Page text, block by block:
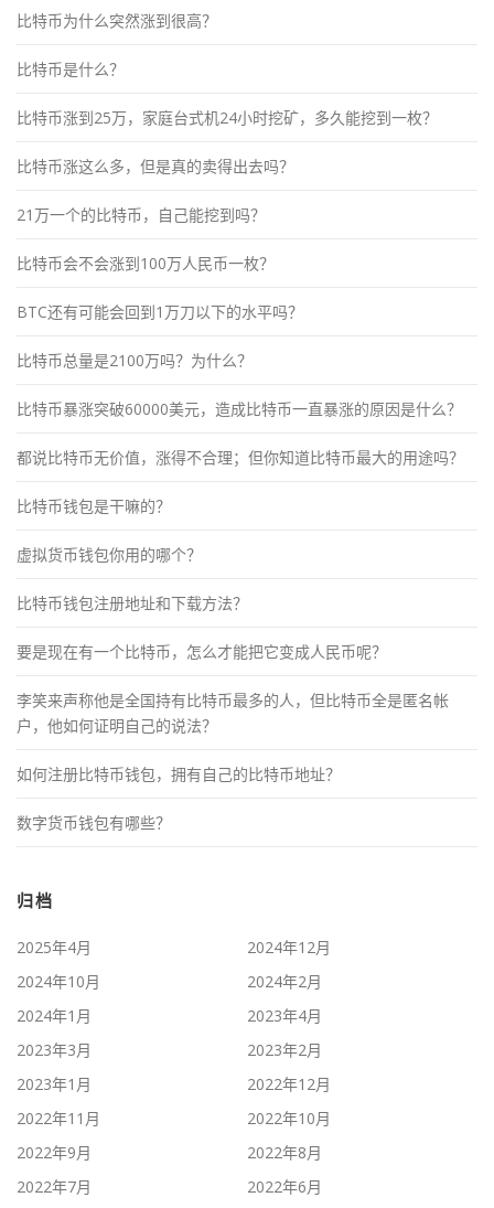
比特币为什么突然涨到很高？
比特币是什么？
比特币涨到25万，家庭台式机24小时挖矿，多久能挖到一枚？
比特币涨这么多，但是真的卖得出去吗？
21万一个的比特币，自己能挖到吗？
比特币会不会涨到100万人民币一枚？
BTC还有可能会回到1万刀以下的水平吗？
比特币总量是2100万吗？为什么？
比特币暴涨突破60000美元，造成比特币一直暴涨的原因是什么？
都说比特币无价值，涨得不合理；但你知道比特币最大的用途吗？
比特币钱包是干嘛的？
虚拟货币钱包你用的哪个？
比特币钱包注册地址和下载方法？
要是现在有一个比特币，怎么才能把它变成人民币呢？
李笑来声称他是全国持有比特币最多的人，但比特币全是匿名帐
户，他如何证明自己的说法？
如何注册比特币钱包，拥有自己的比特币地址？
数字货币钱包有哪些？
归档
2025年4月
2024年12月
2024年10月
2024年2月
2024年1月
2023年4月
2023年3月
2023年2月
2023年1月
2022年12月
2022年11月
2022年10月
2022年9月
2022年8月
2022年7月
2022年6月